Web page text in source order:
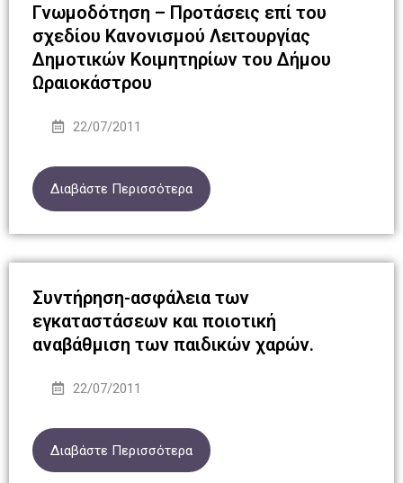
Γνωμοδότηση – Προτάσεις επί του
σχεδίου Κανονισμού Λειτουργίας
Δημοτικών Κοιμητηρίων του Δήμου
Ωραιοκάστρου
22/07/2011
Διαβάστε Περισσότερα
Συντήρηση-ασφάλεια των
εγκαταστάσεων και ποιοτική
αναβάθμιση των παιδικών χαρών.
22/07/2011
Διαβάστε Περισσότερα